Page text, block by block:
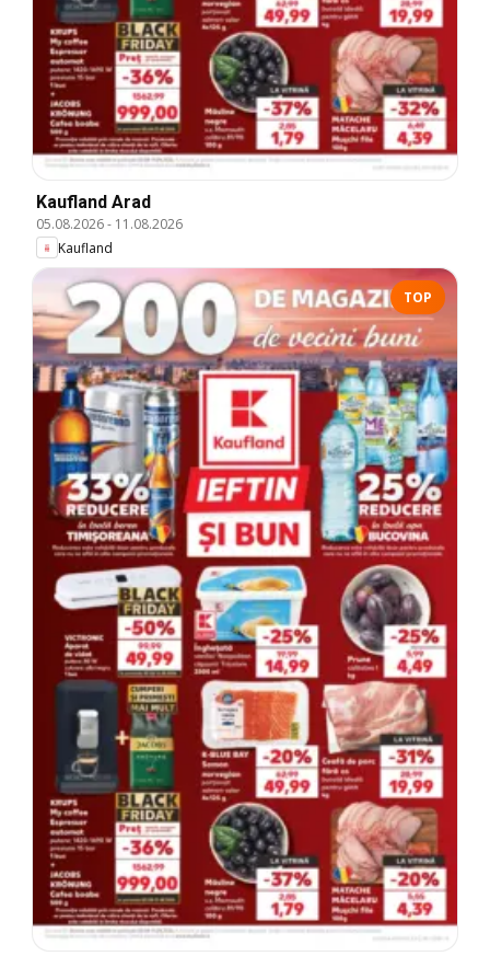
Kaufland Arad
05.08.2026- 11.08.2026
Kaufland
TOP